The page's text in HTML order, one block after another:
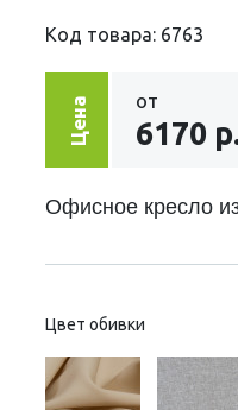
Код товара: 6763
Цена от
6170
Офисное кресло
Цвет обивки